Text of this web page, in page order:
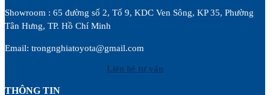
Showroom : 65 đường số 2, Tổ 9, KDC Ven Sông, KP 35, Phường
Tân Hưng, TP. Hồ Chí Minh
Email: trongnghiatoyota@gmail.com
Liên hệ tư vấn
THÔNG TIN